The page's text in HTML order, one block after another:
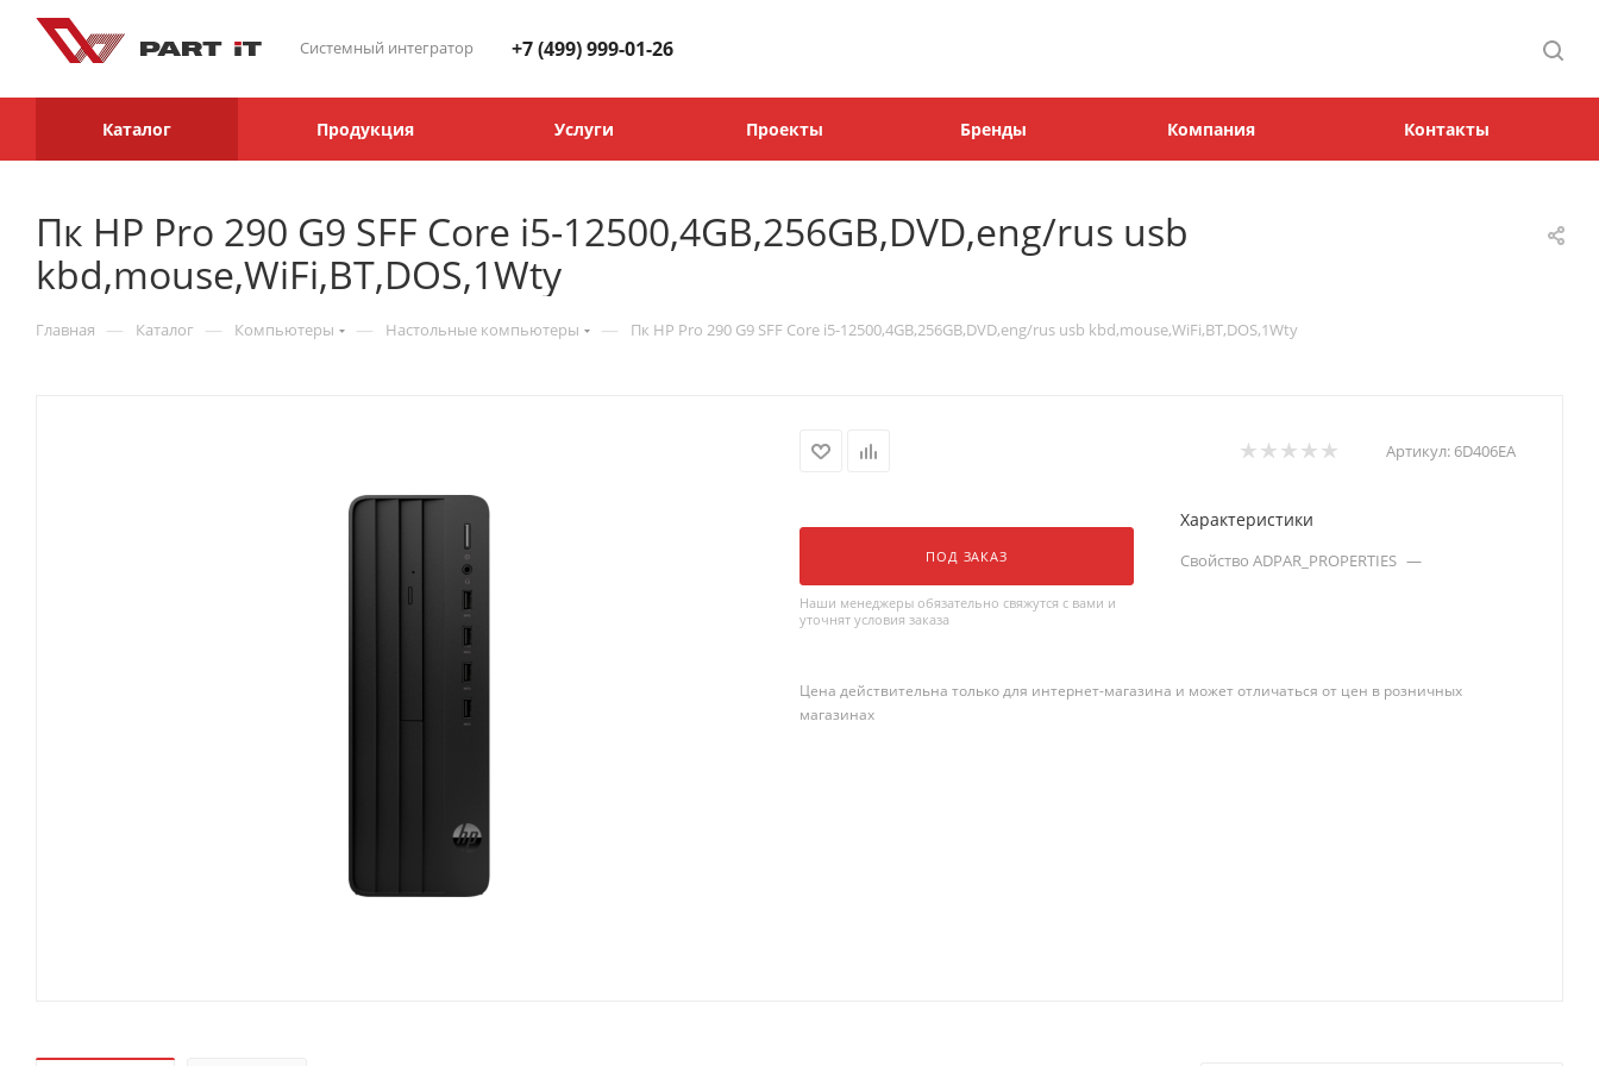
Системный интегратор +7 (499) 999-01-26
Каталог Продукция Услуги Проекты Бренды Компания Контакты
Пк HP Pro 290 G9 SFF Core i5-12500,4GB,256GB,DVD,eng/rus usb
kbd,mouse,WiFi,BT,DOS,1Wty
Главная — Каталог — Компьютеры — Настольные компьютеры — Пк HP Pro 290 G9 SFF Core i5-12500,4GB,256GB,DVD,eng/rus usb kbd,mouse,WiFi,BT,DOS,1Wty
Артикул: 6D406EA
ПОД ЗАКАЗ
Наши менеджеры обязательно свяжутся с вами и
уточнят условия заказа
Характеристики
Свойство ADPAR_PROPERTIES —
Цена действительна только для интернет-магазина и может отличаться от цен в розничных
магазинах